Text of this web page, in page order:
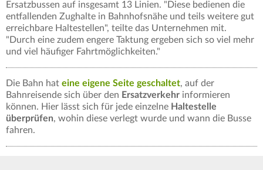
Ersatzbussen auf insgesamt 13 Linien. "Diese bedienen die
entfallenden Zughalte in Bahnhofsnähe und teils weitere gut
erreichbare Haltestellen", teilte das Unternehmen mit.
"Durch eine zudem engere Taktung ergeben sich so viel mehr
und viel häufiger Fahrtmöglichkeiten."
Die Bahn hat eine eigene Seite geschaltet, auf der
Bahnreisende sich über den Ersatzverkehr informieren
können. Hier lässt sich für jede einzelne Haltestelle
überprüfen, wohin diese verlegt wurde und wann die Busse
fahren.